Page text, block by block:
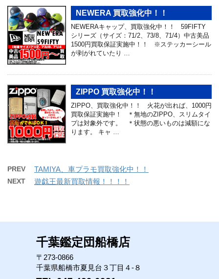
NEWERA 買取強化中！！
NEWERAキャップ、買取強化中！！ 59FIFTY
シリーズ（サイズ：71/2、73/8、71/4）中古美品
1500円買取保証実施中！！ ※ステッカーシール
が剥がれていたり …
ZIPPO 買取強化中！！
ZIPPO、買取強化中！！ 火花が出れば、1000円
買取保証実施中！ ＊無地のZIPPO、スリムタイ
プは対象外です。 ＊状態の悪いものは減額にな
ります。 キャ …
PREV TAMIYA、車プラモ買取強化中！！
NEXT 遊戯王最新買取情報！！！！
千葉鑑定団船橋店
〒273-0866
千葉県船橋市夏見台３丁目４-８